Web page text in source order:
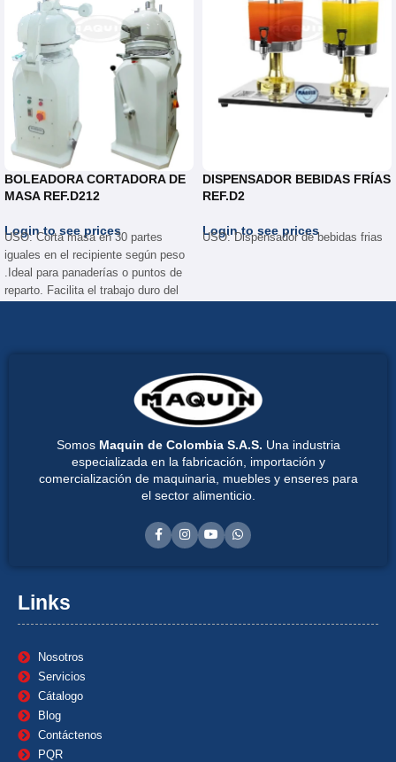
BOLEADORA CORTADORA DE
MASA REF.D212
Login to see prices
USO: Corta masa en 30 partes
iguales en el recipiente según peso
.Ideal para panaderías o puntos de
reparto. Facilita el trabajo duro del
DISPENSADOR BEBIDAS FRÍAS
REF.D2
Login to see prices
USO: Dispensador de bebidas frias
Somos Maquin de Colombia S.A.S. Una industria
especializada en la fabricación, importación y
comercialización de maquinaria, muebles y enseres para
el sector alimenticio.
Links
Nosotros
Servicios
Cátalogo
Blog
Contáctenos
PQR